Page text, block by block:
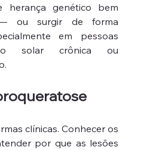
herança genético bem
— ou surgir de forma
em pessoas
solar crônica ou
clínicas. Conhecer os
por que as lesões